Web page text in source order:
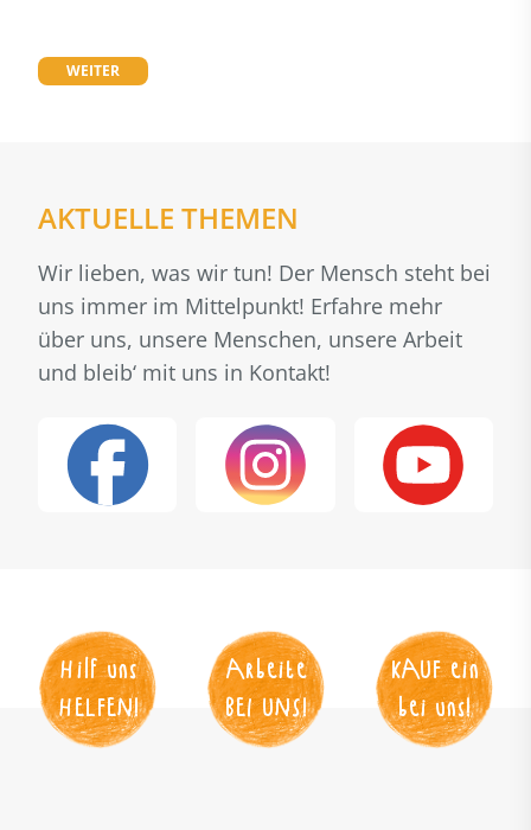
WEITER
AKTUELLE THEMEN
Wir lieben, was wir tun! Der Mensch steht bei
uns immer im Mittelpunkt! Erfahre mehr
über uns, unsere Menschen, unsere Arbeit
und bleib‘ mit uns in Kontakt!
Hilf uns
HELFEN!
Arbeite
BEI UNS!
KAUF ein
bei uns!